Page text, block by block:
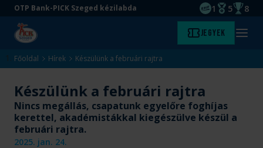
Ugrás
tartalomra
Ugrás
aljára
OTP Bank-PICK Szeged kézilabda
EHF
1
Magyar
5 8
Kezdőlap Jegyek Menü
Főoldal Hírek Készülünk a februári rajtra
Készülünk a februári rajtra
Nincs megállás, csapatunk egyelőre foghíjas
kerettel, akadémistákkal kiegészülve készül a
februári rajtra.
2025. jan. 24.